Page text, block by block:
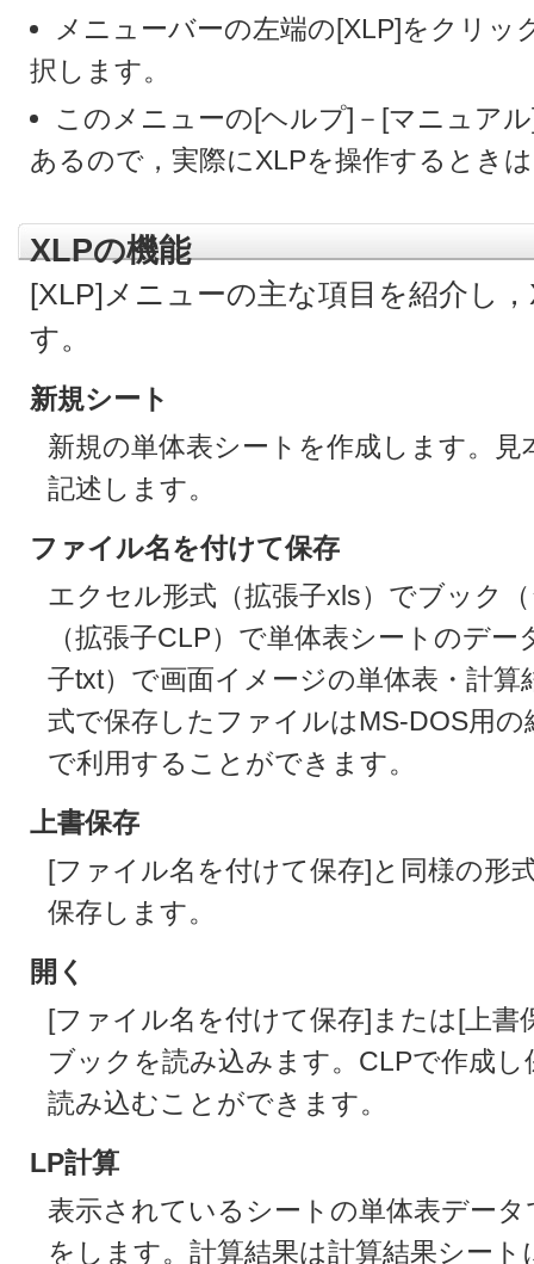
メニューバーの左端の[XLP]をクリッ
択します。
このメニューの[ヘルプ]－[マニュア
あるので，実際にXLPを操作するとき
XLPの機能
[XLP]メニューの主な項目を紹介し
す。
新規シート
新規の単体表シートを作成します。
記述します。
ファイル名を付けて保存
エクセル形式（拡張子xls）でブック
（拡張子CLP）で単体表シートのデ
子txt）で画面イメージの単体表・計
式で保存したファイルはMS-DOS用
で利用することができます。
上書保存
[ファイル名を付けて保存]と同様の形
保存します。
開く
[ファイル名を付けて保存]または[上書
ブックを読み込みます。CLPで作成
読み込むことができます。
LP計算
表示されているシートの単体表デー
をします。計算結果は計算結果シー